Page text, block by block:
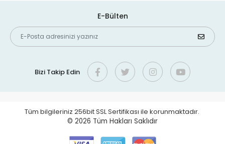
E-Bülten
Bizi Takip Edin
Tüm bilgileriniz 256bit SSL Sertifikası ile korunmaktadır.
© 2026 Tüm Hakları Saklıdır